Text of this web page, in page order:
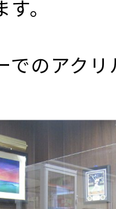
。
のアクリ